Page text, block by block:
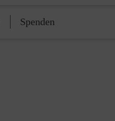
Spenden